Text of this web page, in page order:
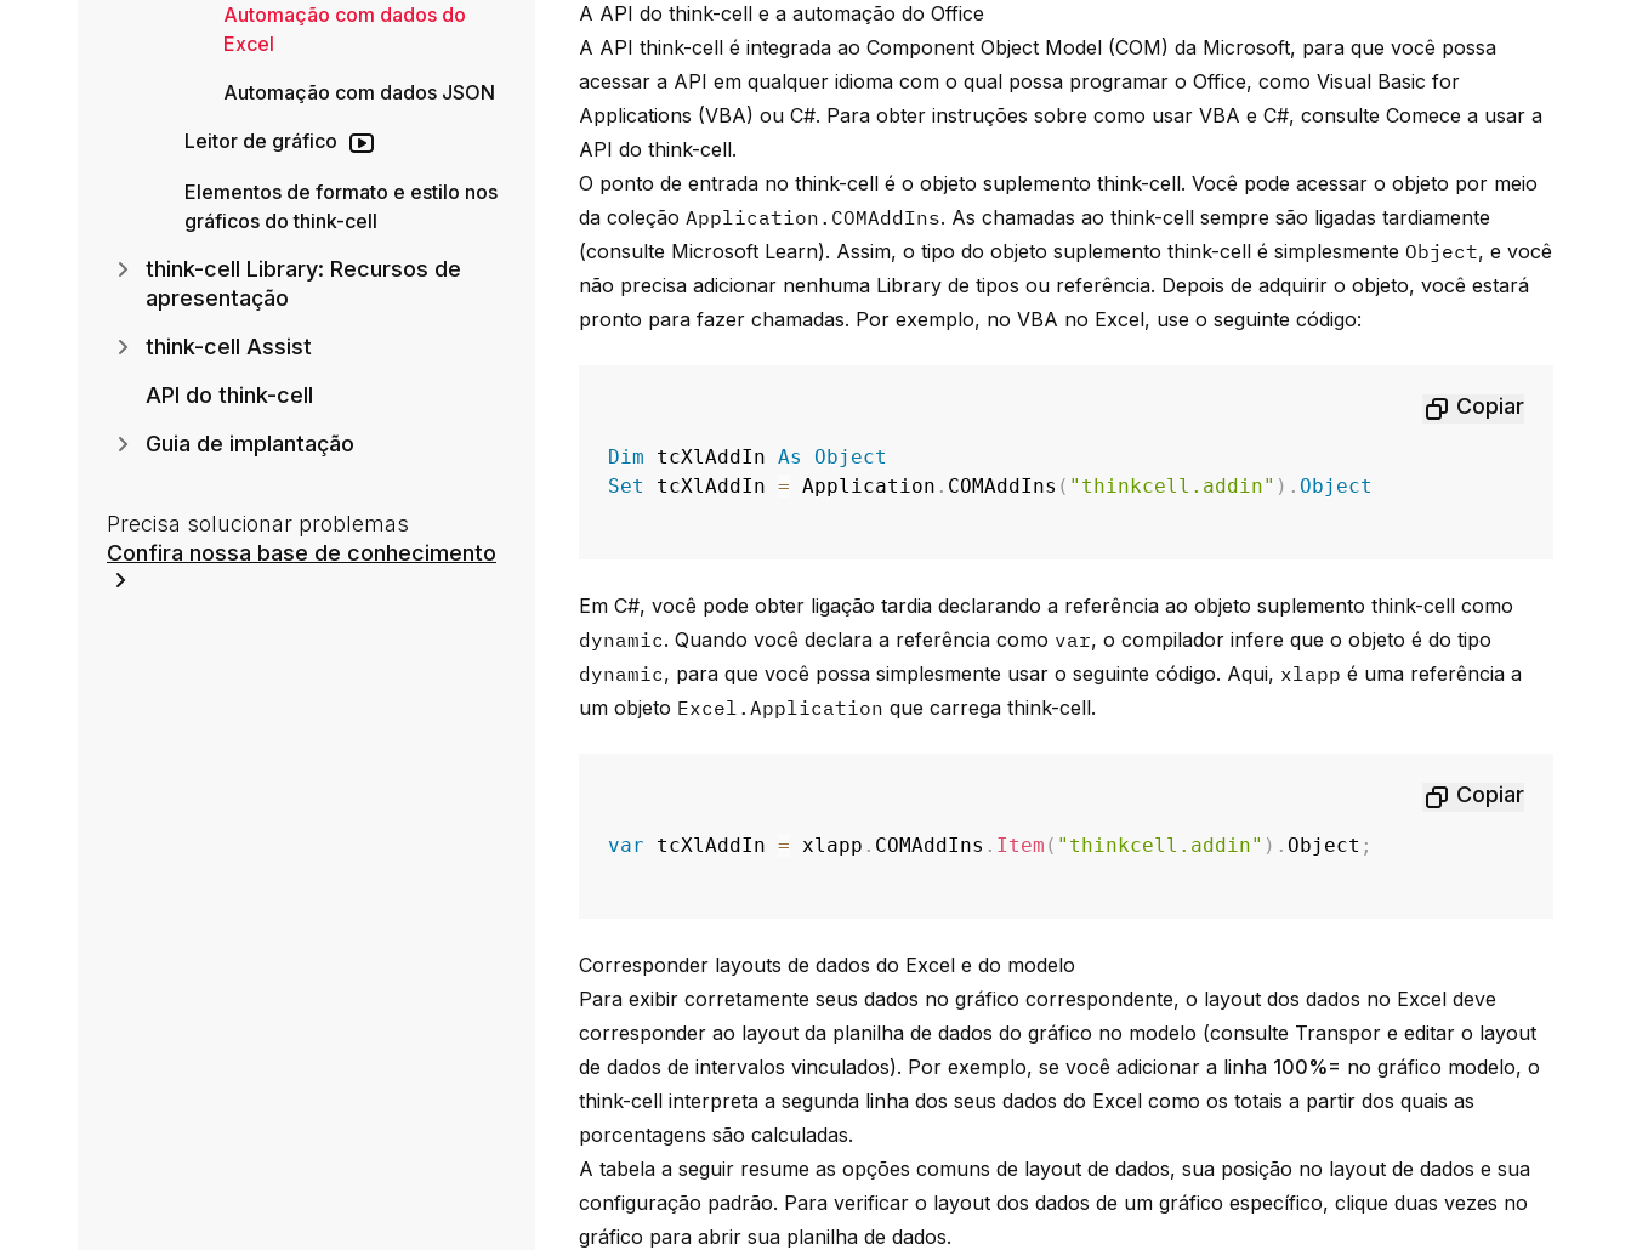
A API do think-cell e a automação do Office
A APIthink-cell é integrada ao Component Object Model (COM) da Microsoft, para que você possa
acessar a API em qualquer idioma com o qual possa programar o Office, como Visual Basic for
Applications (VBA) ou C#. Para obter instruções sobre como usar VBA e C#, consulteComece a usar a
API do think-cell.
O ponto de entrada nothink-cell é o objeto suplementothink-cell. Você pode acessar o objeto por meio
da coleção Application.COMAddIns. As chamadas ao think-cell sempre são ligadas tardiamente
(consulte Microsoft Learn). Assim, o tipo do objeto suplementothink-cell é simplesmenteObject, e você
não precisa adicionar nenhuma Library de tipos ou referência. Depois de adquirir o objeto, você estará
pronto para fazer chamadas. Por exemplo, no VBA no Excel, use o seguinte código:
Copiar
Dim tcXlAddIn As
Object
Set
tcXlAddIn = Application . COMAddIns ( "thinkcell.addin" ) . Object
Em C#, você pode obter ligação tardia declarando a referência ao objeto suplemento think-cell como
dynamic. Quando você declara a referência como var, o compilador infere que o objeto é do tipo
dynamic, para que você possa simplesmente usar o seguinte código. Aqui, xlapp é uma referência a
um objeto Excel.Application que carregathink-cell.
Copiar
var tcXlAddIn = xlapp . COMAddIns . Item ( "thinkcell.addin" ) . Object ;
Corresponder layouts de dados do Excel e do modelo
Para exibir corretamente seus dados no gráfico correspondente, o layout dos dados no Excel deve
corresponder ao layout da planilha de dados do gráfico no modelo (consulte Transpor e editar o layout
de dados de intervalos vinculados). Por exemplo, se você adicionar a linha 100%= no gráfico modelo, o
think-cell interpreta a segunda linha dos seus dados do Excel como os totais a partir dos quais as
porcentagens são calculadas.
A tabela a seguir resume as opções comuns de layout de dados, sua posição no layout de dados e sua
configuração padrão. Para verificar o layout dos dados de um gráfico específico, clique duas vezes no
gráfico para abrir sua planilha de dados.
Automação com dados do
Excel
Automação com dados JSON
Leitor de gráfico
Elementos de formato e estilo nos
gráficos do think-cell
think-cell Library: Recursos de
apresentação
think-cell Assist
API do think-cell
Guia de implantação
Precisa solucionar problemas
Confira nossa base de conhecimento